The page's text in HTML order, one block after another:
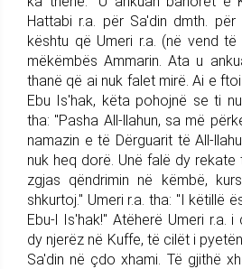
Hattabi r.a. për Sa'din dmth. për
kështu që Umeri r.a. (në vend
mëkëmbës Ammarin. Ata u
thanë që ai nuk falet mirë. Ai e
Ebu Is'hak, këta pohojnë se ti
tha: "Pasha All-llahun, sa më
namazin e të Dërguarit të All-
nuk heq dorë. Unë falë dy
zgjas qëndrimin në këmbë,
shkurtoj." Umeri r.a. tha: "I këtillë
Ebu-l Is'hak!" Atëherë Umeri r.a.
dy njerëz në Kuffe, të cilët i
Sa'din në çdo xhami. Të gjithë